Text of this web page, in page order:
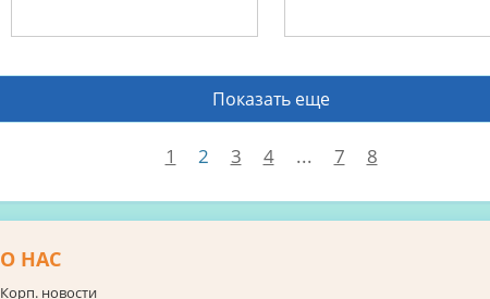
Показать еще
1 2 3 4 ... 7 8
О НАС
Корп. новости